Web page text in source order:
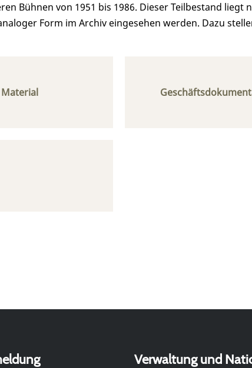
Bühnen von 1951 bis 1986. Dieser Teilbestand liegt
Form im Archiv eingesehen werden. Dazu
Verwaltung und